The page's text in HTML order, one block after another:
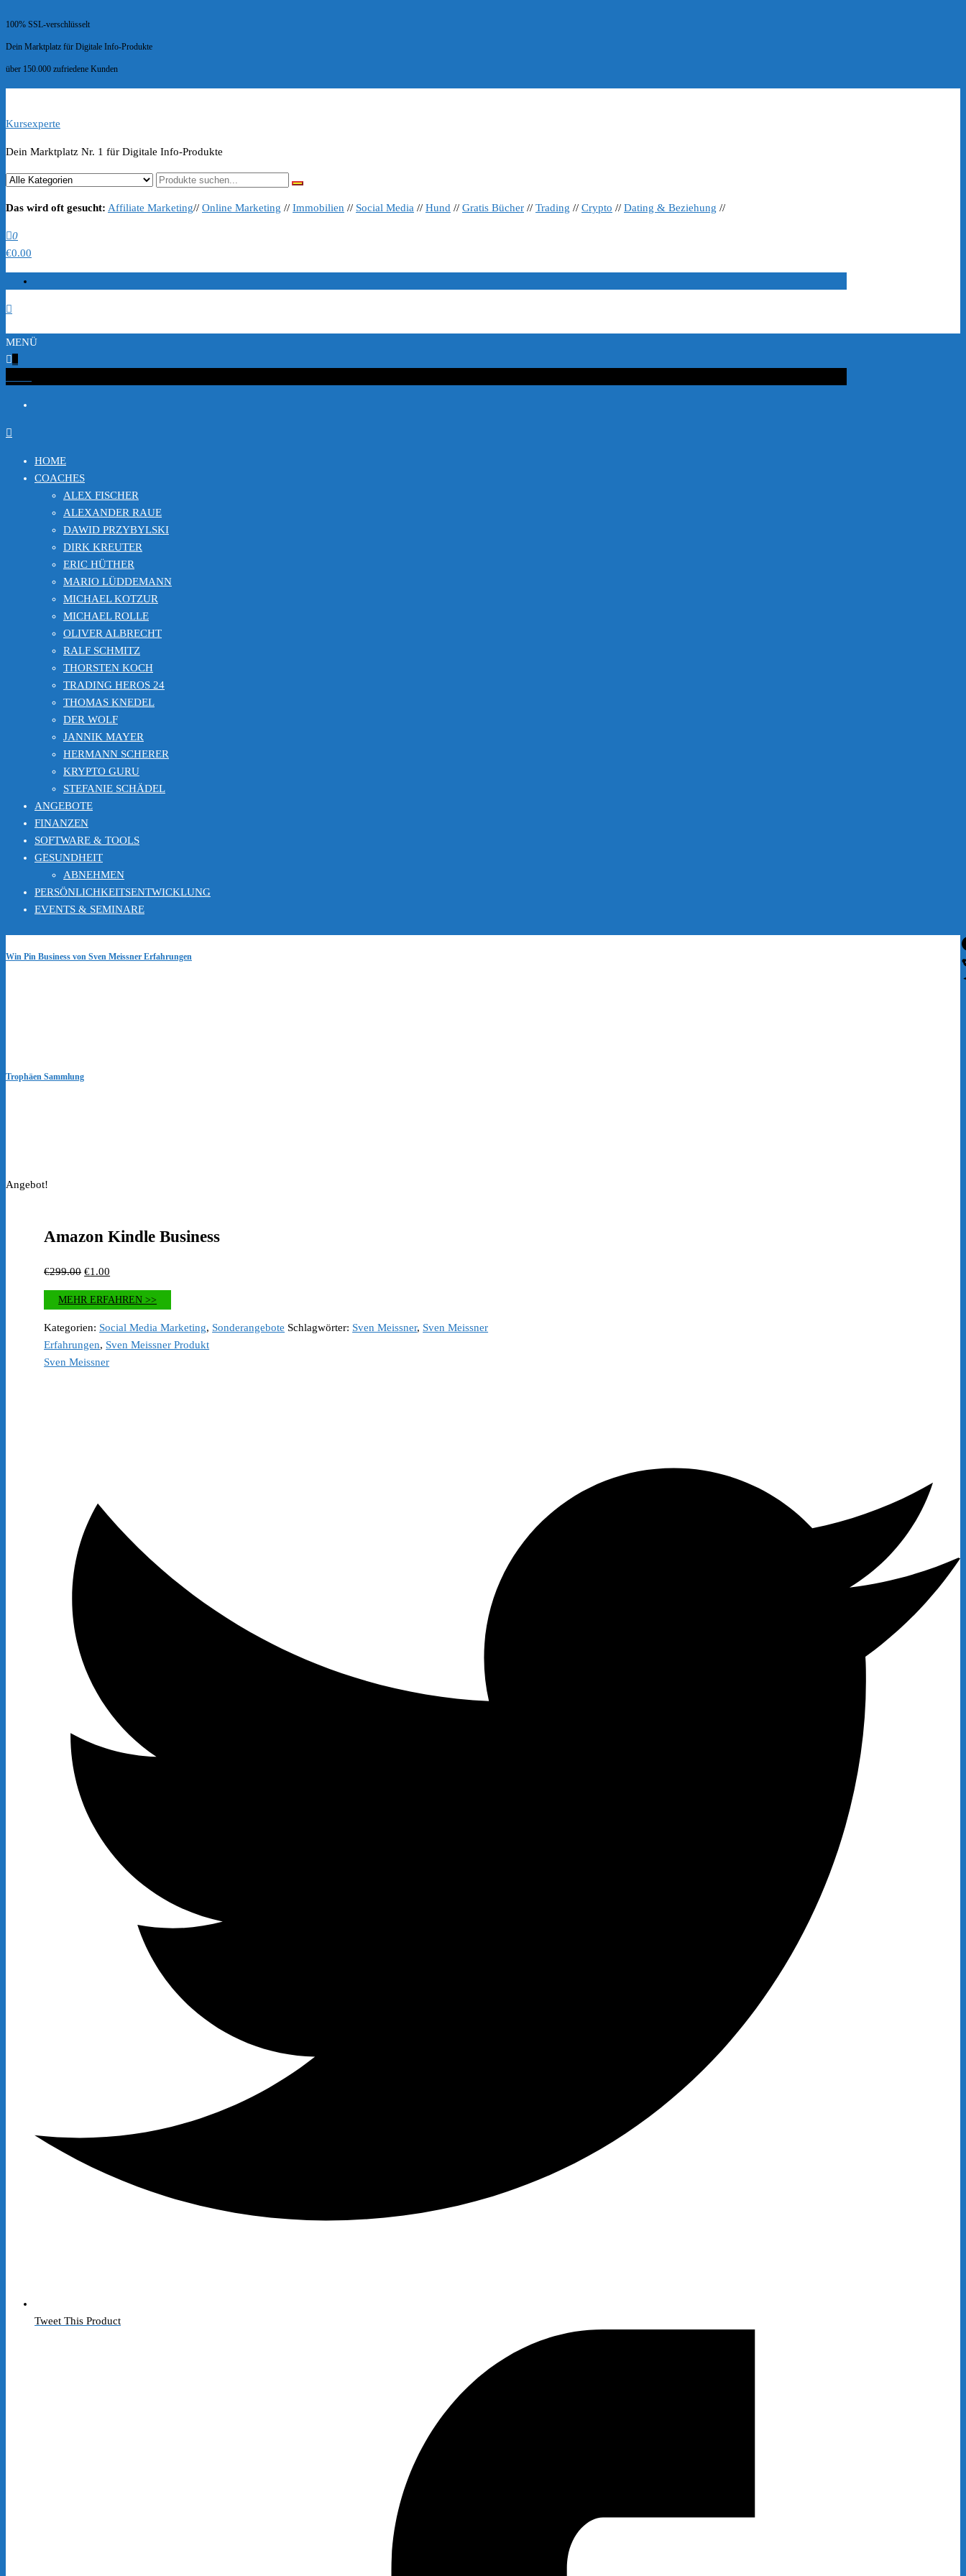
100% SSL-verschlüsselt
Dein Marktplatz für Digitale Info-Produkte
über 150.000 zufriedene Kunden
Kursexperte
Dein Marktplatz Nr. 1 für Digitale Info-Produkte
Das wird oft gesucht: Affiliate Marketing// Online Marketing // Immobilien // Social Media // Hund // Gratis Bücher // Trading // Crypto // Dating & Beziehung //
0
€0.00
MENÜ
HOME
COACHES
ALEX FISCHER
ALEXANDER RAUE
DAWID PRZYBYLSKI
DIRK KREUTER
ERIC HÜTHER
MARIO LÜDDEMANN
MICHAEL KOTZUR
MICHAEL ROLLE
OLIVER ALBRECHT
RALF SCHMITZ
THORSTEN KOCH
TRADING HEROS 24
THOMAS KNEDEL
DER WOLF
JANNIK MAYER
HERMANN SCHERER
KRYPTO GURU
STEFANIE SCHÄDEL
ANGEBOTE
FINANZEN
SOFTWARE & TOOLS
GESUNDHEIT
ABNEHMEN
PERSÖNLICHKEITSENTWICKLUNG
EVENTS & SEMINARE
Win Pin Business von Sven Meissner Erfahrungen
Trophäen Sammlung
Angebot!
Amazon Kindle Business
€299.00 Ursprünglicher
Preis
war:
€299.00
€1.00
Preis
ist:
€1.00.
MEHR ERFAHREN >>
Kategorien: Social Media Marketing, Sonderangebote Schlagwörter: Sven Meissner, Sven Meissner
Erfahrungen, Sven Meissner Produkt
Sven Meissner
Tweet This Product